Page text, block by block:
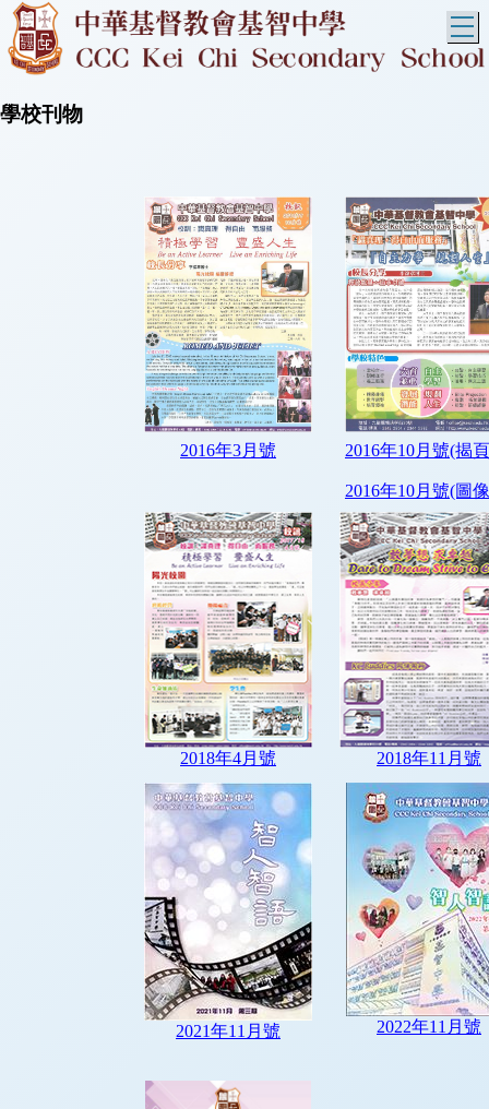
學校刊物